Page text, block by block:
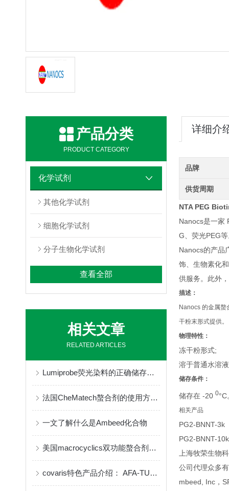
产品分类
PRODUCT CATEGORY
化学试剂
其他化学试剂
细胞化学试剂
分子生物化学试剂
查看全部
相关文章
RELATED ARTICLES
Lumiprobe荧光染料的正确储存与保管
法国CheMatech螯合剂的使用方法很简单
一文了解什么是Ambeed化合物
美国macrocyclics双功能螯合剂的包装、贮存和使用事项
covaris特色产品介绍： AFA-TUBE ®超声管
详细介
品牌
供货周期
NTA PEG
Nanocs是一家
G、荧光PEG
Nanocs的产品
饰、生物素化
供服务。此外
描述：
Nanocs 的金属螯
干粉末形式提供。
物理特性：
冻干粉形式;
溶于普通水溶
储存条件：
储存在 -20 0°C
相关产品
PG2-BNNT-3k
PG2-BNNT-10k
上海牧荣生物
公司代理众多
mbeed, Inc，